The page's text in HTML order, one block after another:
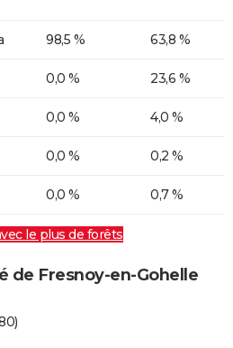
98,5 % 63,8 %
0,0 % 23,6 %
0,0 % 4,0 %
0,0 % 0,2 %
0,0 % 0,7 %
le plus de forêts
de Fresnoy-en-Gohelle